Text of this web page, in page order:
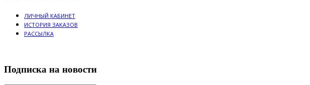
ЛИЧНЫЙ КАБИНЕТ
ИСТОРИЯ ЗАКАЗОВ
РАССЫЛКА
Подписка на новости